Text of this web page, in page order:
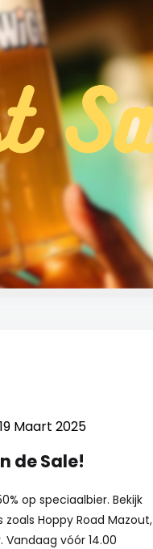
Maart 2025
de Sale!
op speciaalbier. Bekijk
Hoppy Road Mazout,
vóór 14.00